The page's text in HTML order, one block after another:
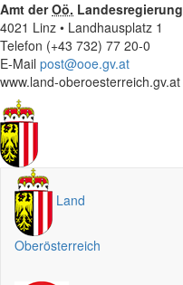
Amt derOö. Landesregierung
4021 Linz • Landhausplatz 1
Telefon (+43 732) 77 20-0
E-Mail post@ooe.gv.at
www.land-oberoesterreich.gv.at
Land
Oberösterreich